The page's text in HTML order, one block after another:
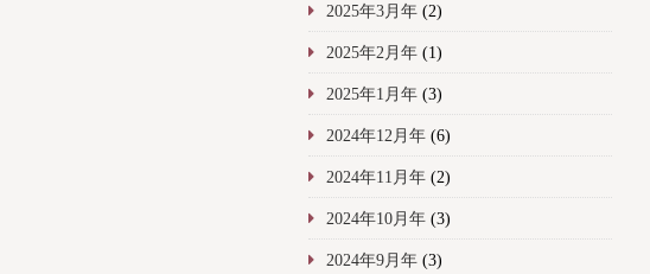
2025年3月年(2)
2025年2月年(1)
2025年1月年(3)
2024年12月年(6)
2024年11月年(2)
2024年10月年(3)
2024年9月年(3)